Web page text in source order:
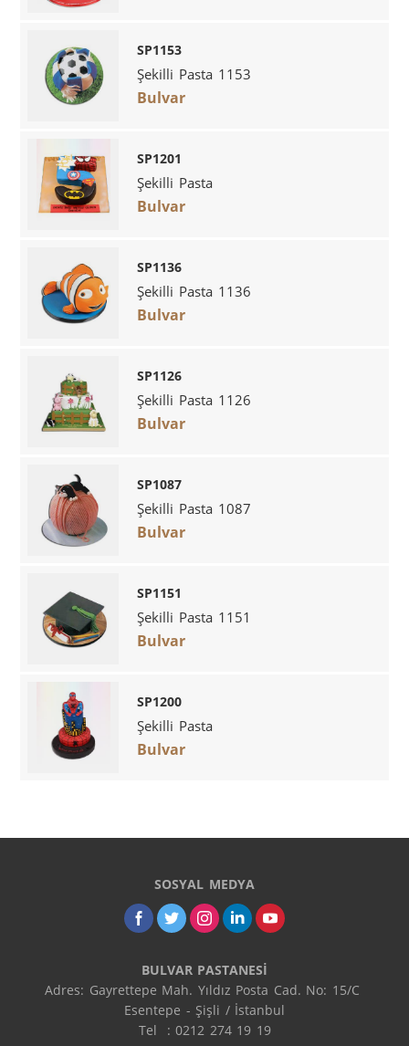
SP1153
Şekilli Pasta 1153
Bulvar
SP1201
Şekilli Pasta
Bulvar
SP1136
Şekilli Pasta 1136
Bulvar
SP1126
Şekilli Pasta 1126
Bulvar
SP1087
Şekilli Pasta 1087
Bulvar
SP1151
Şekilli Pasta 1151
Bulvar
SP1200
Şekilli Pasta
Bulvar
SOSYAL MEDYA
BULVAR PASTANESİ
Adres: Gayrettepe Mah. Yıldız Posta Cad. No: 15/C
Esentepe - Şişli / İstanbul
Tel  : 0212 274 19 19